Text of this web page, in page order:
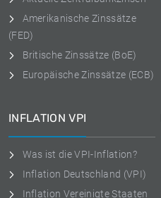
Amerikanische Zinssätze
(FED)
Britische Zinssätze (BoE)
Europäische Zinssätze (ECB)
INFLATION VPI
Was ist die VPI-Inflation?
Inflation Deutschland (VPI)
Inflation Vereinigte Staaten